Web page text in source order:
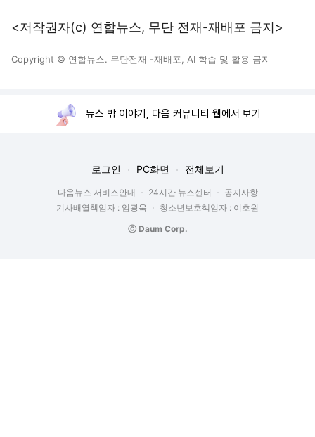
<저작권자(c) 연합뉴스, 무단 전재-재배포 금지>
Copyright © 연합뉴스. 무단전재 -재배포, AI 학습 및 활용 금지
뉴스 밖 이야기, 다음 커뮤니티 웹에서 보기
로그인 PC화면 전체보기
다음뉴스 서비스안내 24시간 뉴스센터
공지사항
기사배열책임자 : 임광욱
청소년보호책임자 : 이호원
ⓒ Daum Corp.